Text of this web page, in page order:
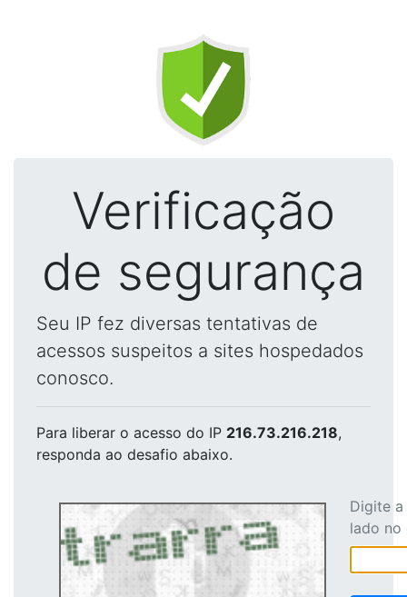
Verificação
de segurança
Seu IP fez diversas tentativas de
acessos suspeitos a sites hospedados
conosco.
Para liberar o acesso do IP 216.73.216.218,
responda ao desafio abaixo.
Digite
lado no